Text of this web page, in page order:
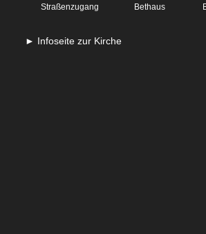
Straßenzugang Bethaus
► Infoseite zur Kirche